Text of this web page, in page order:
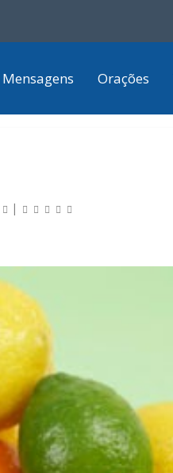
Mensagens Orações
|